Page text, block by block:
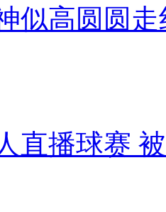
似高圆圆走
直播球赛